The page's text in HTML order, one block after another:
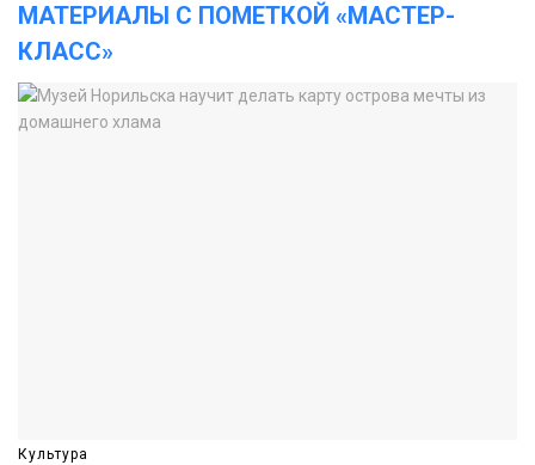
МАТЕРИАЛЫ С ПОМЕТКОЙ «МАСТЕР-
КЛАСС»
Культура